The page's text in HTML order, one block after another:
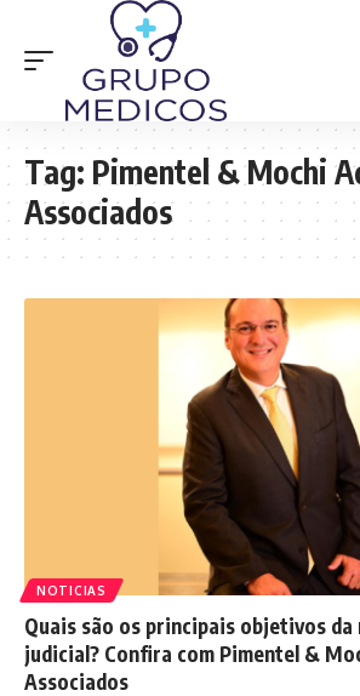
Tag: Pimentel & Mochi
Associados
NOTICIAS
Quais são os principais objetivos da
judicial? Confira com Pimentel &
Associados